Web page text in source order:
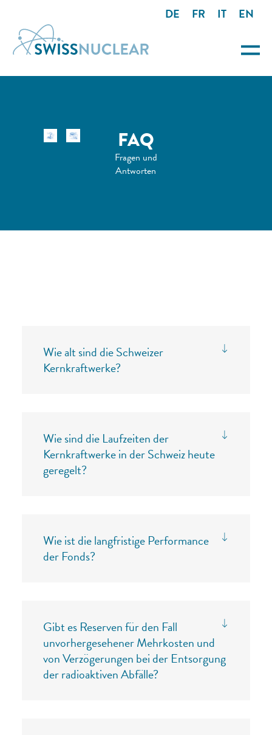
DE FR IT EN
FAQ
Fragen und
Antworten
Wie alt sind die Schweizer
Kernkraftwerke?
Wie sind die Laufzeiten der
Kernkraftwerke in der Schweiz heute
geregelt?
Wie ist die langfristige Performance
der Fonds?
Gibt es Reserven für den Fall
unvorhergesehener Mehrkosten und
von Verzögerungen bei der Entsorgung
der radioaktiven Abfälle?